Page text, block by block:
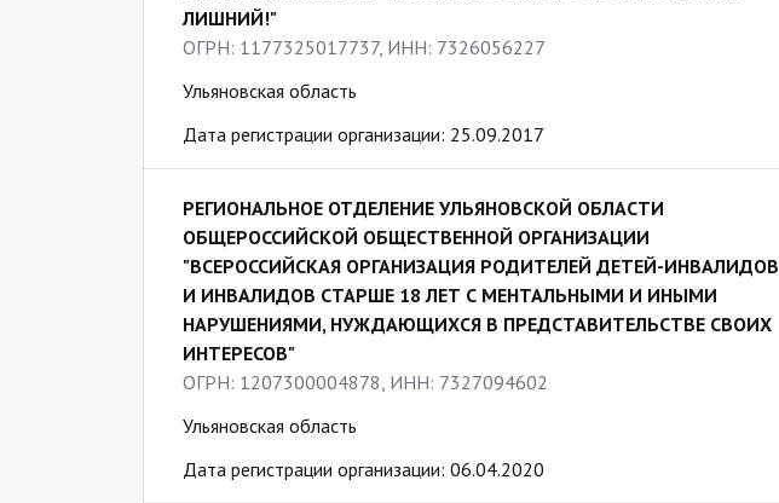
ЛИШНИЙ!"
ОГРН: 1177325017737, ИНН: 7326056227
Ульяновская область
Дата регистрации организации: 25.09.2017
РЕГИОНАЛЬНОЕ ОТДЕЛЕНИЕ УЛЬЯНОВСКОЙ ОБЛАСТИ
ОБЩЕРОССИЙСКОЙ ОБЩЕСТВЕННОЙ ОРГАНИЗАЦИИ
"ВСЕРОССИЙСКАЯ ОРГАНИЗАЦИЯ РОДИТЕЛЕЙ ДЕТЕЙ-ИНВАЛИДОВ
И ИНВАЛИДОВ СТАРШЕ 18 ЛЕТ С МЕНТАЛЬНЫМИ И ИНЫМИ
НАРУШЕНИЯМИ, НУЖДАЮЩИХСЯ В ПРЕДСТАВИТЕЛЬСТВЕ СВОИХ
ИНТЕРЕСОВ"
ОГРН: 1207300004878, ИНН: 7327094602
Ульяновская область
Дата регистрации организации: 06.04.2020